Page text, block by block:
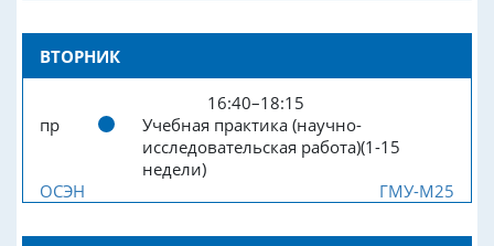
ВТОРНИК
16:40–18:15
пр
Учебная практика (научно-
исследовательская работа)(1-15
недели)
ОСЭН
ГМУ-М25